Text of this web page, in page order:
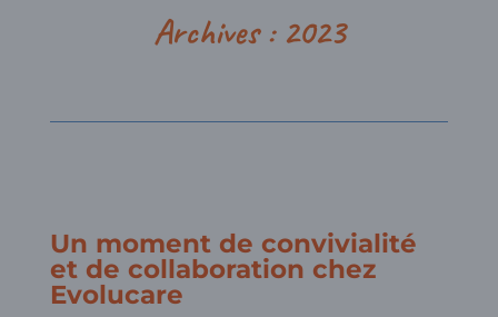
Archives : 2023
Un moment de convivialité
et de collaboration chez
Evolucare